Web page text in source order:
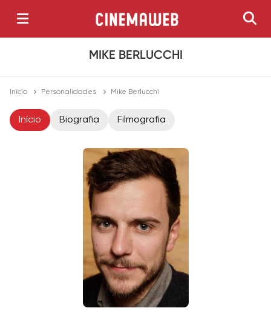
MIKE BERLUCCHI
Início Personalidades Mike Berlucchi
Início Biografia Filmografia